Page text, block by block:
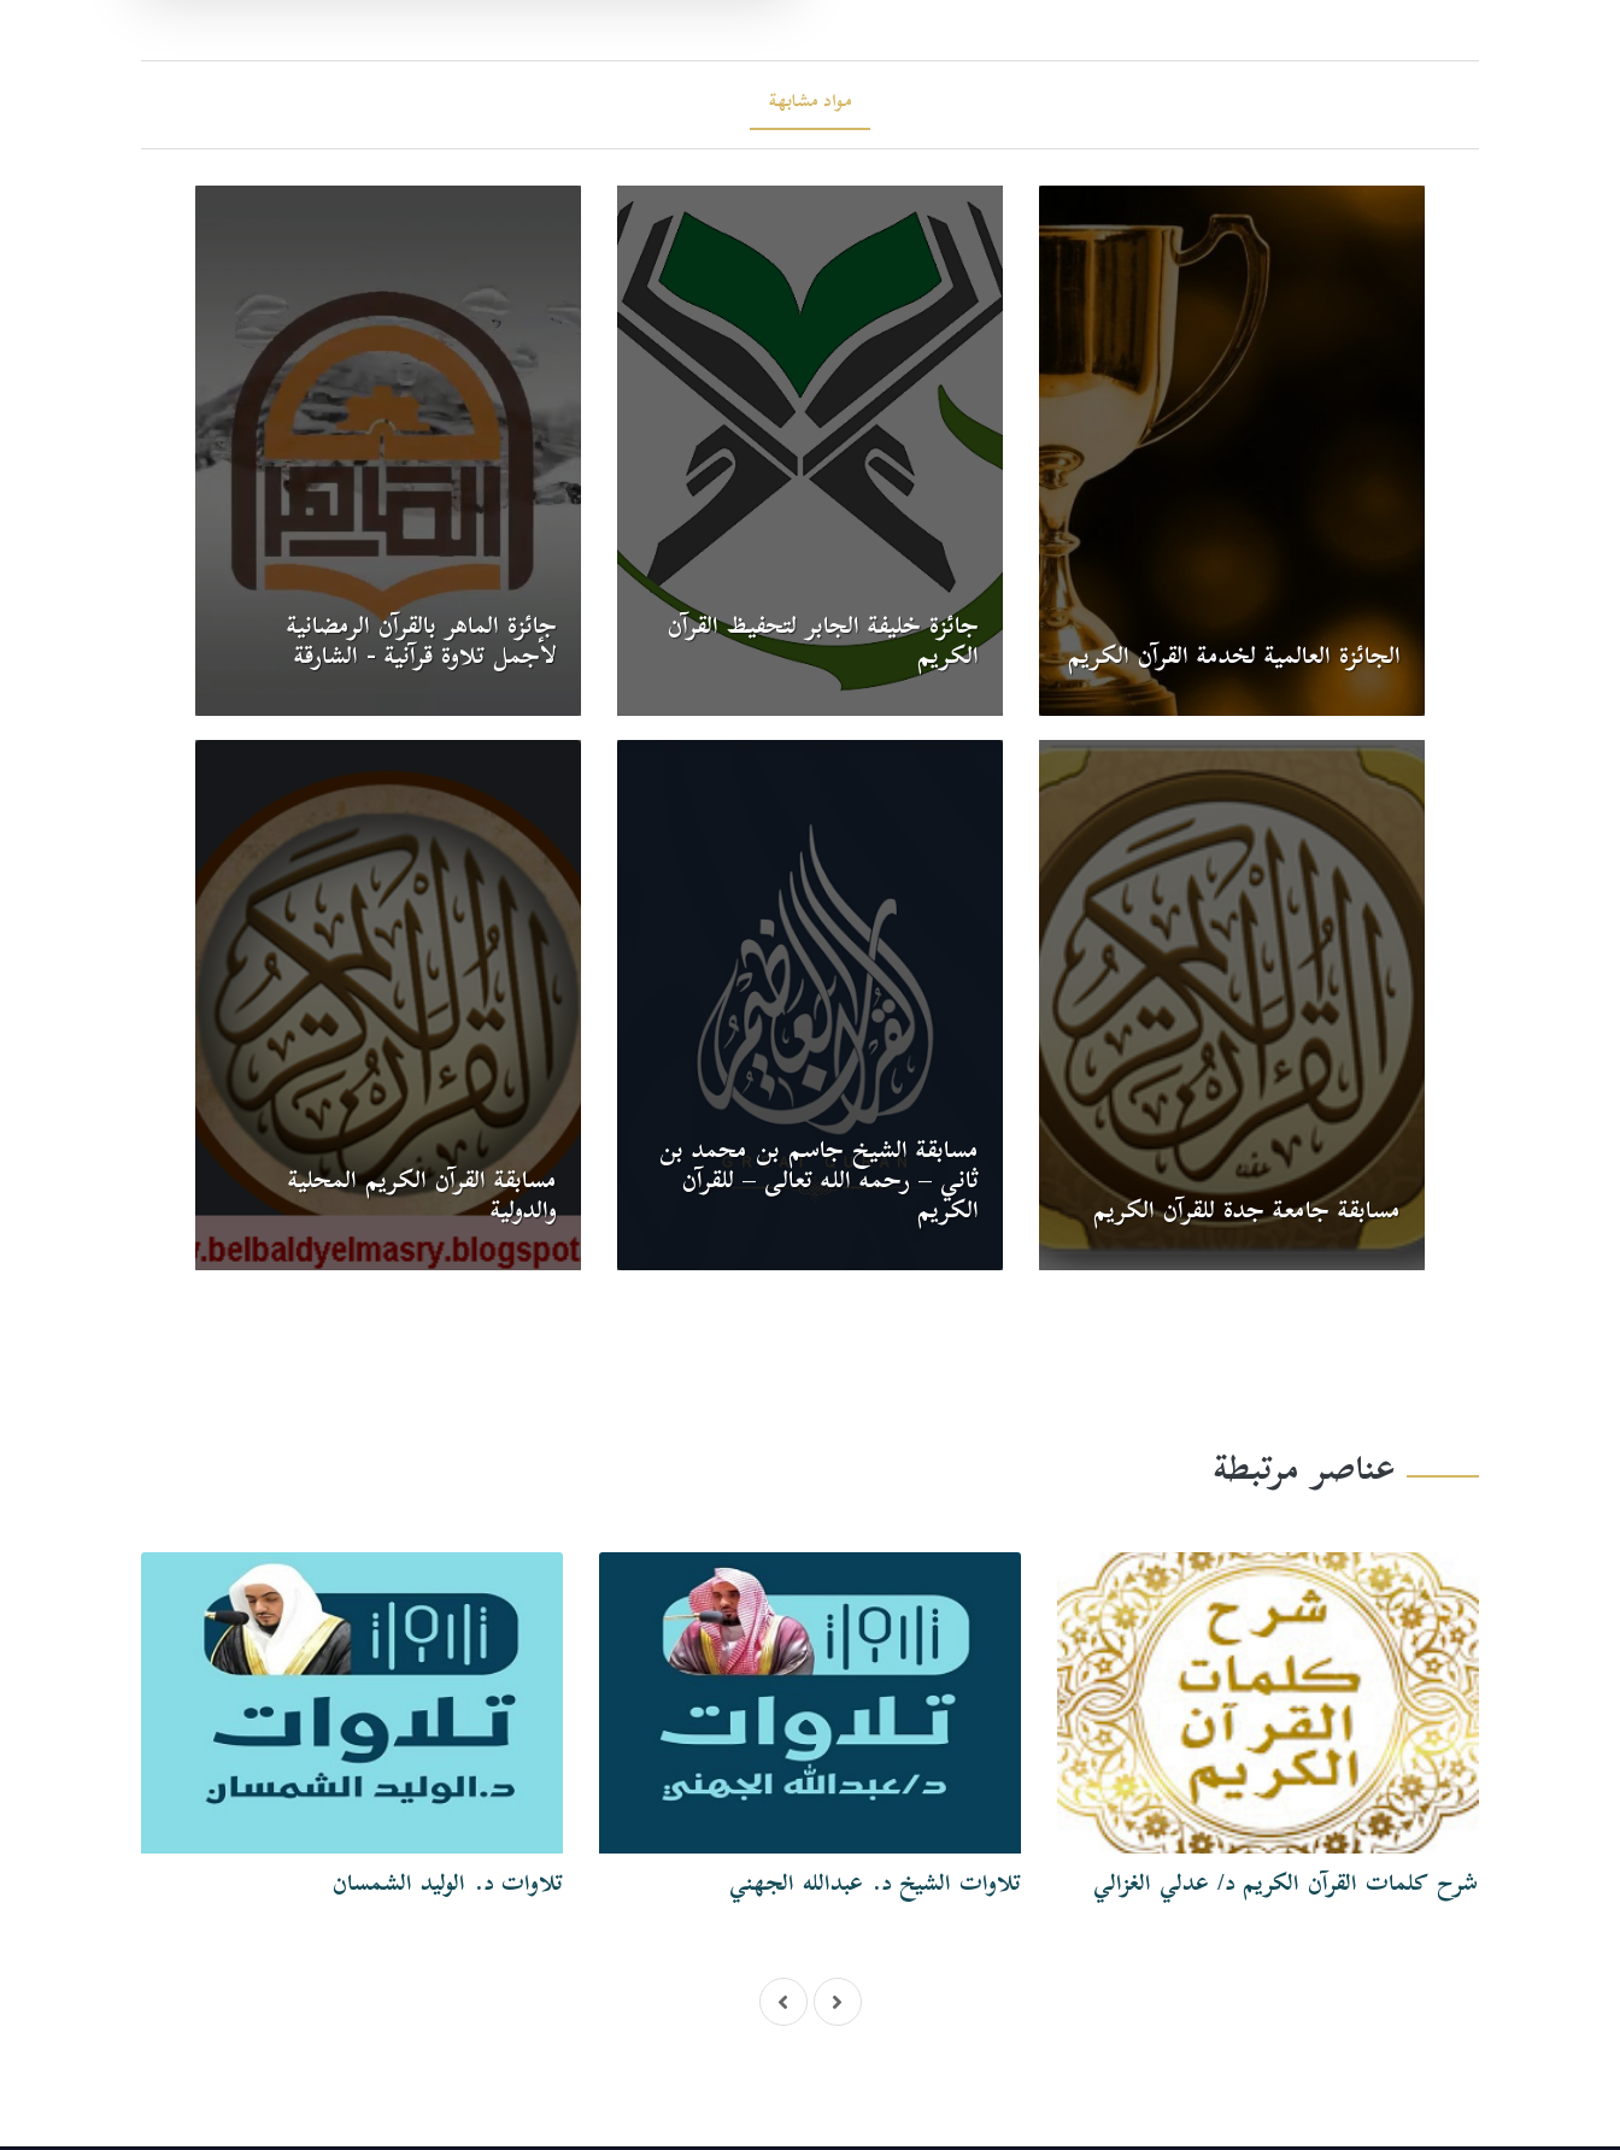
مواد مشابهة
الجائزة العالمية لخدمة القرآن الكريم
جائزة خليفة الجابر لتحفيظ القرآن
الكريم
جائزة الماهر بالقرآن الرمضانية
لأجمل تلاوة قرآنية - الشارقة
مسابقة جامعة جدة للقرآن الكريم
مسابقة الشيخ جاسم بن محمد بن
ثاني – رحمه الله تعالى – للقرآن
الكريم
مسابقة القرآن الكريم المحلية
والدولية
عناصر مرتبطة
شرح كلمات القرآن الكريم د/ عدلي الغزالي تلاوات الشيخ د. عبدالله الجهني تلاوات د. الوليد الشمسان